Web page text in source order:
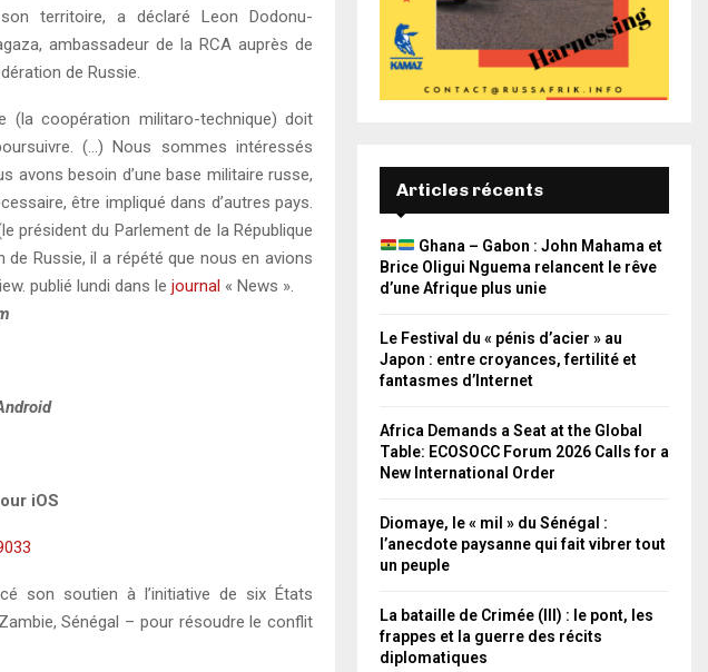
territoire, a déclaré Leon Dodonu-
ambassadeur de la RCA auprès de
de Russie.
(la coopération militaro-technique) doit
(…) Nous sommes intéressés
avons besoin d’une base militaire russe,
être impliqué dans d’autres pays.
président du Parlement de la République
Russie, il a répété que nous en avions
publié lundi dans le journal « News ».
iOS
son soutien à l’initiative de six États
Sénégal – pour résoudre le conflit
Articles récents
Ghana – Gabon : John Mahama et
Brice Oligui Nguema relancent le rêve
d’une Afrique plus unie
Le Festival du « pénis d’acier » au
Japon : entre croyances, fertilité et
fantasmes d’Internet
Africa Demands a Seat at the Global
Table: ECOSOCC Forum 2026 Calls for a
New International Order
Diomaye, le « mil » du Sénégal :
l’anecdote paysanne qui fait vibrer tout
un peuple
La bataille de Crimée (III) : le pont, les
frappes et la guerre des récits
diplomatiques